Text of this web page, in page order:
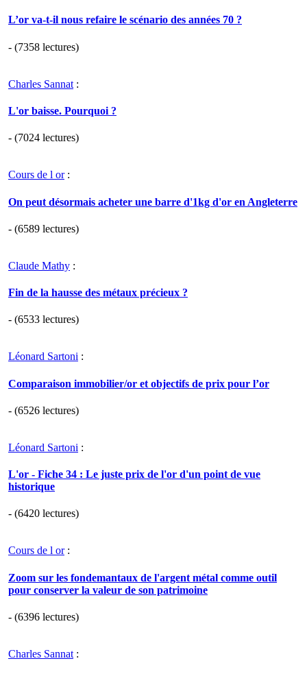
L’or va-t-il nous refaire le scénario des années 70 ?
- (7358 lectures)
Charles Sannat :
L'or baisse. Pourquoi ?
- (7024 lectures)
Cours de l or:
On peut désormais acheter une barre d'1kg d'or en Angleterre
- (6589 lectures)
Claude Mathy :
Fin de la hausse des métaux précieux ?
- (6533 lectures)
Léonard Sartoni :
Comparaison immobilier/or et objectifs de prix pour l’or
- (6526 lectures)
Léonard Sartoni :
L'or - Fiche 34 : Le juste prix de l'or d'un point de vue
historique
- (6420 lectures)
Cours de l or:
Zoom sur les fondemantaux de l'argent métal comme outil
pour conserver la valeur de son patrimoine
- (6396 lectures)
Charles Sannat :